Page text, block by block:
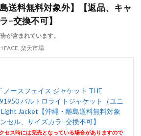
送料無料対象外】【返品、キャ
−交換不可】
が含まれています。
FACE, 楽天市場
ノースフェイス ジャケット THE
バルトロライトジャケット（ユニ
Jacket【沖縄・離島送料無料対象
セル、サイズカラ−交換不可】
セス時には完売となっている場合がありますので